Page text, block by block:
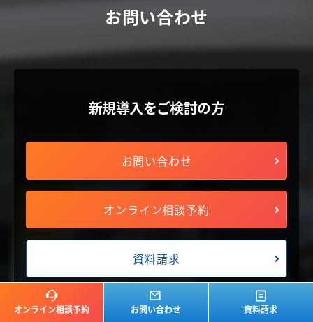
お問い合わせ
新規導入をご検討の方
お問い合わせ
オンライン相談予約
資料請求
オンライン相談予約 お問い合わせ 資料請求